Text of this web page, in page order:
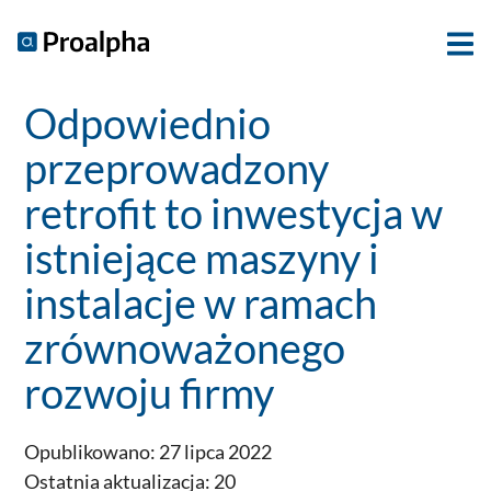
Odpowiednio
przeprowadzony
retrofit to inwestycja w
istniejące maszyny i
instalacje w ramach
zrównoważonego
rozwoju firmy
Opublikowano: 27 lipca 2022
Ostatnia aktualizacja: 20